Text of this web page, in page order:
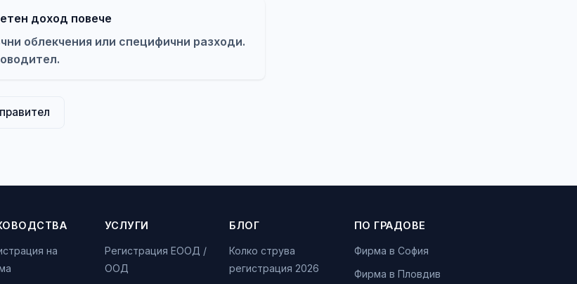
доход повече
облекчения или специфични разходи.
на
УСЛУГИ
Регистрация ЕООД /
ООД
БЛОГ
Колко струва
регистрация 2026
ПО ГРАДОВЕ
Фирма в София
Фирма в Пловдив